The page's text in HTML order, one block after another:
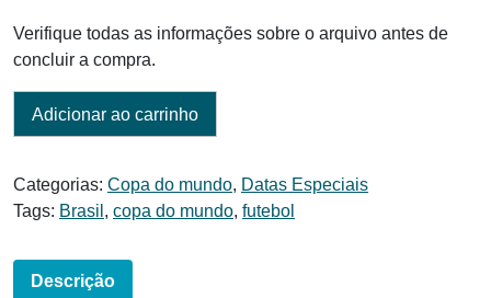
Verifique todas as informações sobre o arquivo antes de
concluir a compra.
Adicionar ao carrinho
Categorias: Copa do mundo, Datas Especiais
Tags: Brasil , copa do mundo, futebol
Descrição